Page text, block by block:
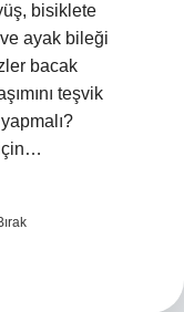
bisiklete
ayak bileği
bacak
teşvik